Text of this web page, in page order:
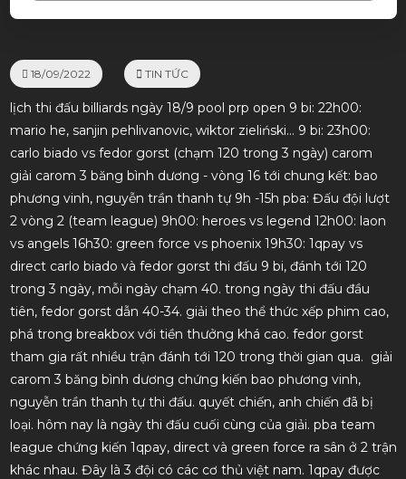
18/09/2022 TIN TỨC
lịch thi đấu billiards ngày 18/9 pool prp open 9 bi: 22h00:
mario he, sanjin pehlivanovic, wiktor zieliński… 9 bi: 23h00:
carlo biado vs fedor gorst (chạm 120 trong 3 ngày) carom
giải carom 3 băng bình dương - vòng 16 tới chung kết: bao
phương vinh, nguyễn trần thanh tự 9h -15h pba: Đấu đội lượt
2 vòng 2 (team league) 9h00: heroes vs legend 12h00: laon
vs angels 16h30: green force vs phoenix 19h30: 1qpay vs
direct carlo biado và fedor gorst thi đấu 9 bi, đánh tới 120
trong 3 ngày, mỗi ngày chạm 40. trong ngày thi đấu đầu
tiên, fedor gorst dẫn 40-34. giải theo thể thức xếp phim cao,
phá trong breakbox với tiền thưởng khá cao. fedor gorst
tham gia rất nhiều trận đánh tới 120 trong thời gian qua. giải
carom 3 băng bình dương chứng kiến bao phương vinh,
nguyễn trần thanh tự thi đấu. quyết chiến, anh chiến đã bị
loại. hôm nay là ngày thi đấu cuối cùng của giải. pba team
league chứng kiến 1qpay, direct và green force ra sân ở 2 trận
khác nhau. Đây là 3 đội có các cơ thủ việt nam. 1qpay được